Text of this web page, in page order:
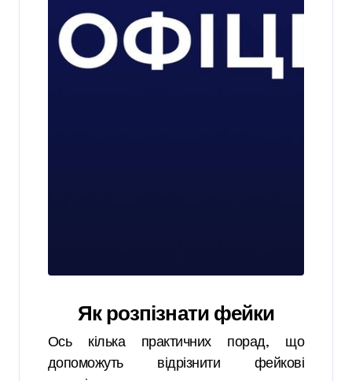
Як розпізнати фейки
Ось кілька практичних порад, що
допоможуть відрізнити фейкові